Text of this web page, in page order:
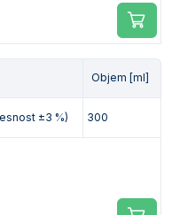
Objem [ml]
±3 %) 300